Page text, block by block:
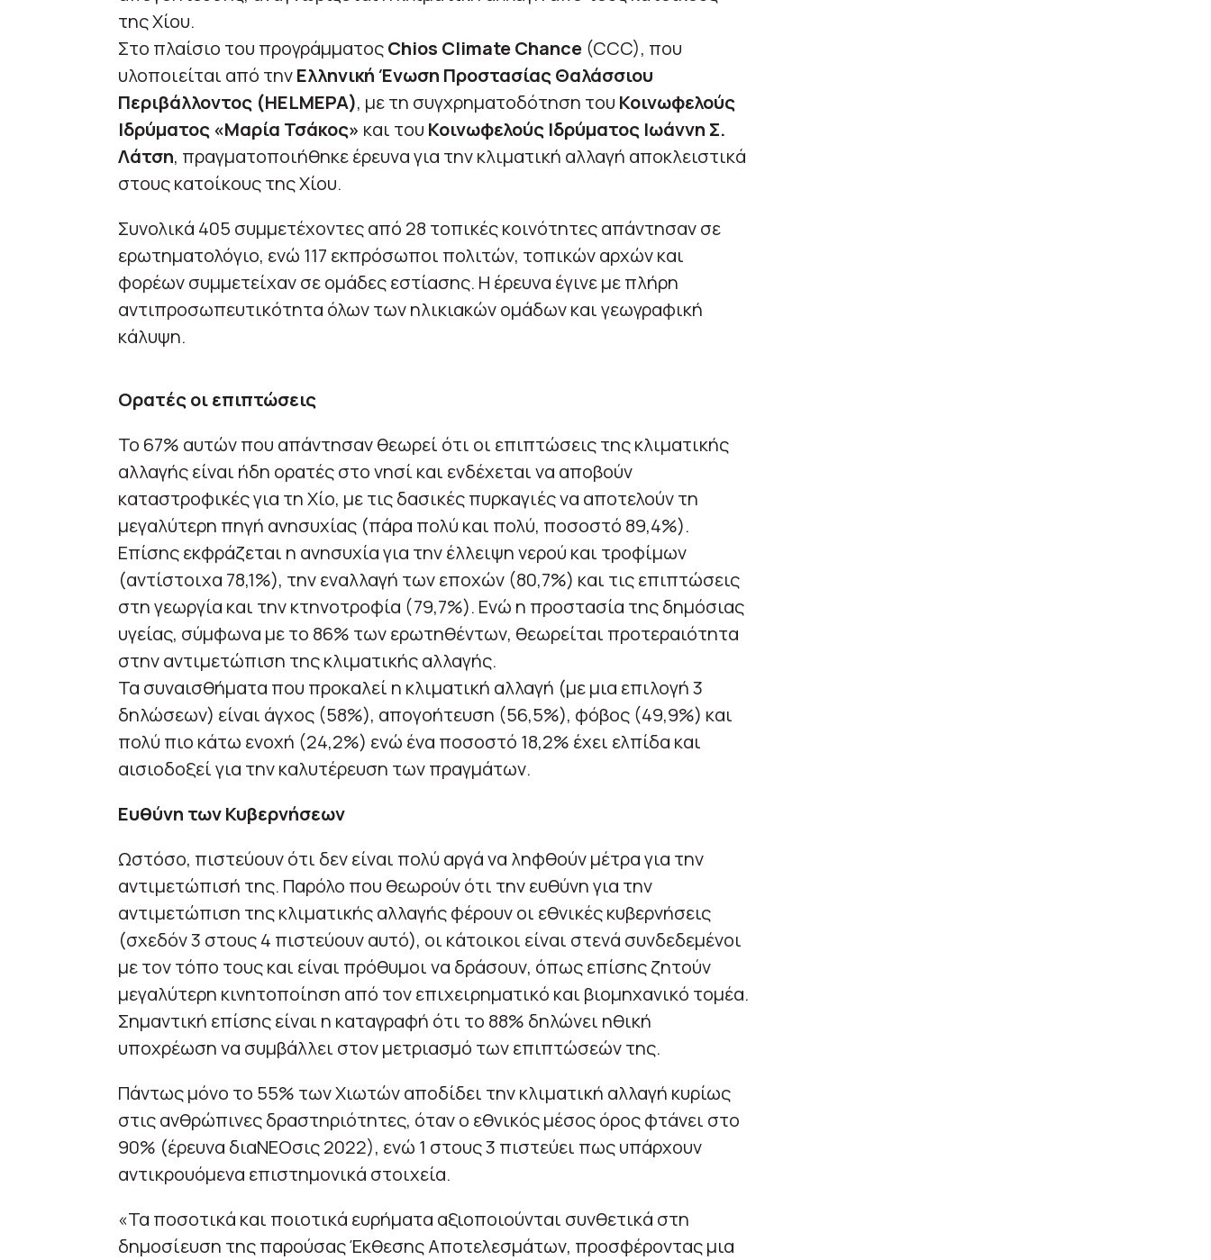
της Χίου.
Στο πλαίσιο του προγράμματοςChios Climate Chance(CCC), που
υλοποιείται από τηνΕλληνική Ένωση Προστασίας Θαλάσσιου
Περιβάλλοντος (HELMEPA), με τη συγχρηματοδότηση του Κοινωφελούς
Ιδρύματος «Μαρία Τσάκος» και του Κοινωφελούς Ιδρύματος Ιωάννη Σ.
Λάτση, πραγματοποιήθηκε έρευνα για την κλιματική αλλαγή αποκλειστικά
στους κατοίκους της Χίου.
Συνολικά 405 συμμετέχοντες από 28 τοπικές κοινότητες απάντησαν σε
ερωτηματολόγιο, ενώ 117 εκπρόσωποι πολιτών, τοπικών αρχών και
φορέων συμμετείχαν σε ομάδες εστίασης. Η έρευνα έγινε με πλήρη
αντιπροσωπευτικότητα όλων των ηλικιακών ομάδων και γεωγραφική
κάλυψη.
Ορατές οι επιπτώσεις
Το 67% αυτών που απάντησαν θεωρεί ότι οι επιπτώσεις της κλιματικής
αλλαγής είναι ήδη ορατές στο νησί και ενδέχεται να αποβούν
καταστροφικές για τη Χίο, με τις δασικές πυρκαγιές να αποτελούν τη
μεγαλύτερη πηγή ανησυχίας (πάρα πολύ και πολύ, ποσοστό 89,4%).
Επίσης εκφράζεται η ανησυχία για την έλλειψη νερού και τροφίμων
(αντίστοιχα 78,1%), την εναλλαγή των εποχών (80,7%) και τις επιπτώσεις
στη γεωργία και την κτηνοτροφία (79,7%). Ενώ η προστασία της δημόσιας
υγείας, σύμφωνα με το 86% των ερωτηθέντων, θεωρείται προτεραιότητα
στην αντιμετώπιση της κλιματικής αλλαγής.
Τα συναισθήματα που προκαλεί η κλιματική αλλαγή (με μια επιλογή 3
δηλώσεων) είναι άγχος (58%), απογοήτευση (56,5%), φόβος (49,9%) και
πολύ πιο κάτω ενοχή (24,2%) ενώ ένα ποσοστό 18,2% έχει ελπίδα και
αισιοδοξεί για την καλυτέρευση των πραγμάτων.
Ευθύνη των Κυβερνήσεων
Ωστόσο, πιστεύουν ότι δεν είναι πολύ αργά να ληφθούν μέτρα για την
αντιμετώπισή της. Παρόλο που θεωρούν ότι την ευθύνη για την
αντιμετώπιση της κλιματικής αλλαγής φέρουν οι εθνικές κυβερνήσεις
(σχεδόν 3 στους 4 πιστεύουν αυτό), οι κάτοικοι είναι στενά συνδεδεμένοι
με τον τόπο τους και είναι πρόθυμοι να δράσουν, όπως επίσης ζητούν
μεγαλύτερη κινητοποίηση από τον επιχειρηματικό και βιομηχανικό τομέα.
Σημαντική επίσης είναι η καταγραφή ότι το 88% δηλώνει ηθική
υποχρέωση να συμβάλλει στον μετριασμό των επιπτώσεών της.
Πάντως μόνο το 55% των Χιωτών αποδίδει την κλιματική αλλαγή κυρίως
στις ανθρώπινες δραστηριότητες, όταν ο εθνικός μέσος όρος φτάνει στο
90% (έρευνα διαΝΕΟσις 2022), ενώ 1 στους 3 πιστεύει πως υπάρχουν
αντικρουόμενα επιστημονικά στοιχεία.
«Τα ποσοτικά και ποιοτικά ευρήματα αξιοποιούνται συνθετικά στη
δημοσίευση της παρούσας Έκθεσης Αποτελεσμάτων, προσφέροντας μια